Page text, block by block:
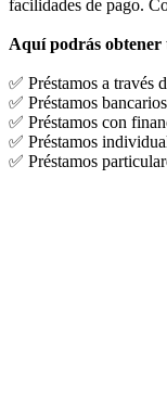
facilidades de pago.
Aquí podrás obtener
✅ Préstamos a través
✅ Préstamos
✅ Préstamos con
✅ Préstamos
✅ Préstamos